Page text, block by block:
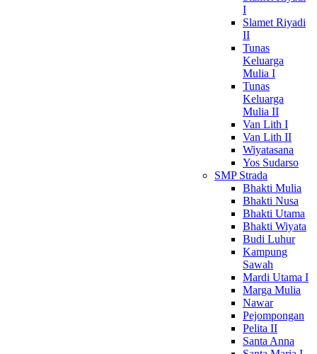
I
Slamet Riyadi
II
Tunas
Keluarga
Mulia I
Tunas
Keluarga
Mulia II
Van Lith I
Van Lith II
Wiyatasana
Yos Sudarso
SMP Strada
Bhakti Mulia
Bhakti Nusa
Bhakti Utama
Bhakti Wiyata
Budi Luhur
Kampung
Sawah
Mardi Utama I
Marga Mulia
Nawar
Pejompongan
Pelita II
Santa Anna